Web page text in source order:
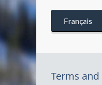
Français
Terms and